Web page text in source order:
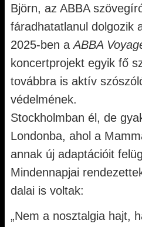
Björn, az ABBA
fáradhatatlanul dolgozik
2025-ben aABBA
koncertprojekt egyik fő
továbbra is aktív
védelmének.
Stockholmban él, de
Londonba, ahol a
annak új adaptációit
Mindennapjai
dalai is voltak:
„Nem a nosztalgia hajt,